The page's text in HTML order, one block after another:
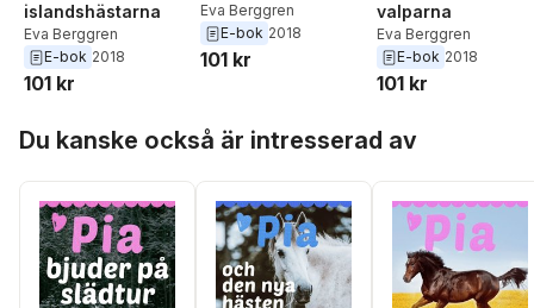
islandshästarna
Eva Berggren
E-bok 2018
101 kr
Eva Berggren
E-bok 2018
101 kr
valparna
Eva Berggren
E-bok 2018
101 kr
Du kanske också är intresserad av